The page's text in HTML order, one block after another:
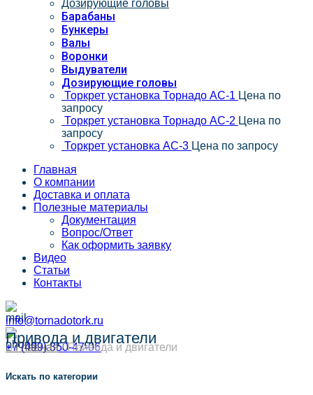
Дозирующие головы
Барабаны
Бункеры
Валы
Воронки
Выдуватели
Дозирующие головы
Торкрет установка Торнадо АС-1 Цена по
запросу
Торкрет установка Торнадо АС-2 Цена по
запросу
Торкрет установка АС-3 Цена по запросу
Главная
О компании
Доставка и оплата
Полезные материалы
Документация
Вопрос/Ответ
Как оформить заявку
Видео
Статьи
Контакты
info@tornadotork.ru
+7 (499) 350-47-06
Привода и двигатели
⌂ Главная/Привода и двигатели
Искать по категории